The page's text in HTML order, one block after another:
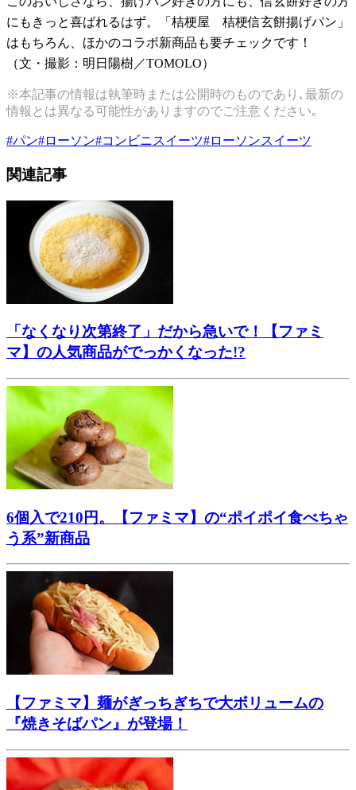
にもきっと喜ばれるはず。「桔梗屋 桔梗信玄餅揚げパン」
はもちろん、ほかのコラボ新商品も要チェックです！
（文・撮影：明日陽樹／TOMOLO）
※本記事の情報は執筆時または公開時のものであり､最新の
情報とは異なる可能性がありますのでご注意ください｡
#パン#ローソン#コンビニスイーツ#ローソンスイーツ
関連記事
「なくなり次第終了」だから急いで！【ファミ
マ】の人気商品がでっかくなった!?
6個入で210円。【ファミマ】の“ポイポイ食べちゃ
う系”新商品
【ファミマ】麺がぎっちぎちで大ボリュームの
『焼きそばパン』が登場！